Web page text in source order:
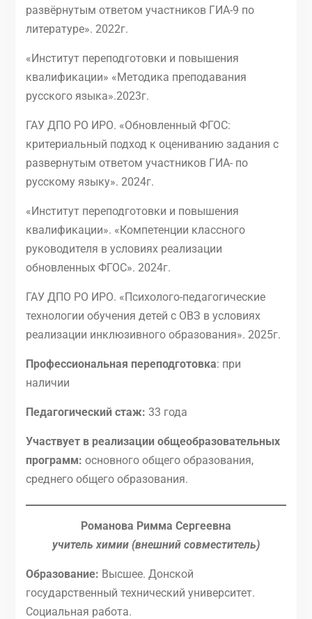
развёрнутым ответом участников ГИА-9 по
литературе». 2022г.
«Институт переподготовки и повышения
квалификации» «Методика преподавания
русского языка».2023г.
ГАУ ДПО РО ИРО. «Обновленный ФГОС:
критериальный подход к оцениванию задания с
развернутым ответом участников ГИА- по
русскому языку». 2024г.
«Институт переподготовки и повышения
квалификации». «Компетенции классного
руководителя в условиях реализации
обновленных ФГОС». 2024г.
ГАУ ДПО РО ИРО. «Психолого-педагогические
технологии обучения детей с ОВЗ в условиях
реализации инклюзивного образования». 2025г.
Профессиональная переподготовка: при
наличии
Педагогический стаж: 33 года
Участвует в реализации общеобразовательных
программ: основного общего образования,
среднего общего образования.
Романова Римма Сергеевна
учитель химии (внешний совместитель)
Образование: Высшее. Донской
государственный технический университет.
Социальная работа.